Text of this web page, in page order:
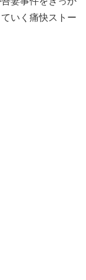
いく痛快ストー